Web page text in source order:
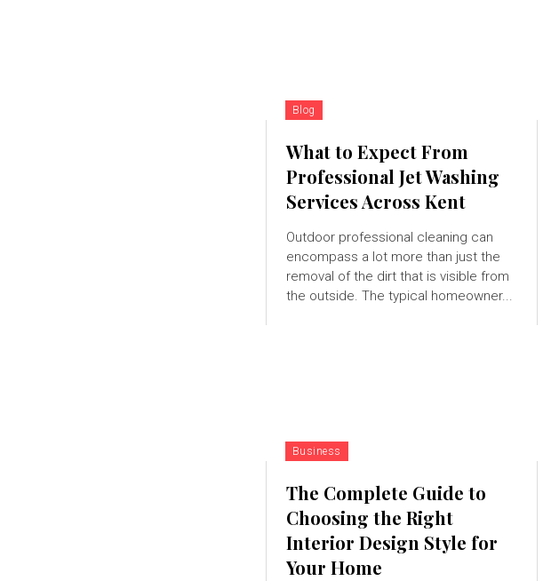
Blog
What to Expect From
Professional Jet Washing
Services Across Kent
Outdoor professional cleaning can
encompass a lot more than just the
removal of the dirt that is visible from
the outside. The typical homeowner...
Business
The Complete Guide to
Choosing the Right
Interior Design Style for
Your Home